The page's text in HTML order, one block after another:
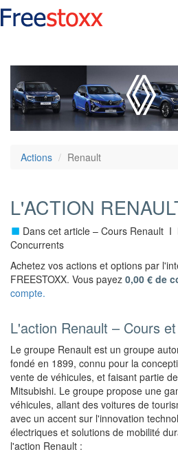
Actions Renault
L'ACTION
Dans cet article – Cours Renault
Concurrents
Achetez vos actions et options par
FREESTOXX. Vous payez 0,00 € de
compte.
L'action Renault – Cours
Le groupe Renault est un groupe
fondé en 1899, connu pour la
vente de véhicules, et faisant partie
Mitsubishi. Le groupe propose une
véhicules, allant des voitures de
avec un accent sur l'innovation
électriques et solutions de mobilité
l'action Renault :